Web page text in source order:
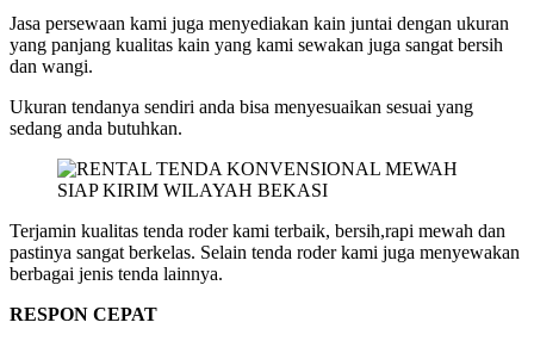
Jasa persewaan kami juga menyediakan kain juntai dengan ukuran
yang panjang kualitas kain yang kami sewakan juga sangat bersih
dan wangi.
Ukuran tendanya sendiri anda bisa menyesuaikan sesuai yang
sedang anda butuhkan.
Terjamin kualitas tenda roder kami terbaik, bersih,rapi mewah dan
pastinya sangat berkelas. Selain tenda roder kami juga menyewakan
berbagai jenis tenda lainnya.
RESPON CEPAT